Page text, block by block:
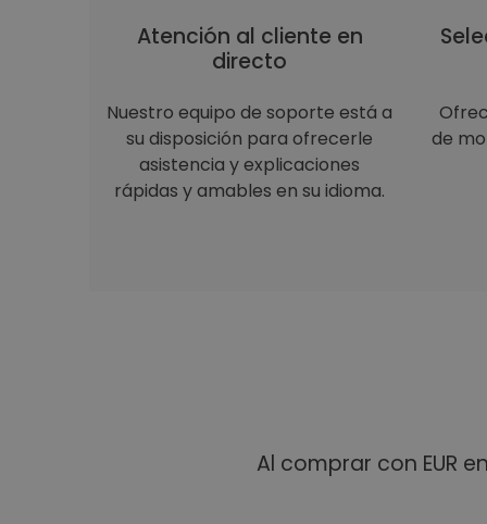
Atención al cliente en
directo
Nuestro equipo de soporte está a
su disposición para ofrecerle
asistencia y explicaciones
rápidas y amables en su idioma.
de
Al comprar con EUR